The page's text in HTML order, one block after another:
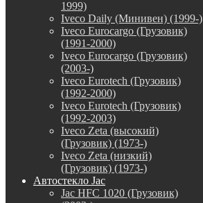
1999)
Iveco Daily (Минивен) (1999-)
Iveco Eurocargo (Грузовик)
(1991-2000)
Iveco Eurocargo (Грузовик)
(2003-)
Iveco Eurotech (Грузовик)
(1992-2000)
Iveco Eurotech (Грузовик)
(1992-2003)
Iveco Zeta (высокий)
(Грузовик) (1973-)
Iveco Zeta (низкий)
(Грузовик) (1973-)
Автостекло Jac
Jac HFC 1020 (Грузовик)